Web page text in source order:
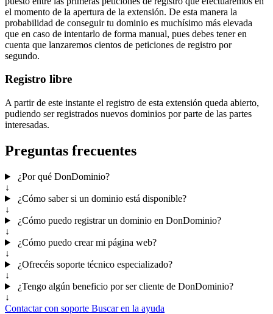
el momento de la apertura de la extensión. De esta manera la
probabilidad de conseguir tu dominio es muchísimo más elevada
que en caso de intentarlo de forma manual, pues debes tener en
cuenta que lanzaremos cientos de peticiones de registro por
segundo.
Registro libre
A partir de este instante el registro de esta extensión queda abierto,
pudiendo ser registrados nuevos dominios por parte de las partes
interesadas.
Preguntas frecuentes
¿Por qué DonDominio?
↓
¿Cómo saber si un dominio está disponible?
↓
¿Cómo puedo registrar un dominio en DonDominio?
↓
¿Cómo puedo crear mi página web?
↓
¿Ofrecéis soporte técnico especializado?
↓
¿Tengo algún beneficio por ser cliente de DonDominio?
↓
Contactar con soporte Buscar en la ayuda